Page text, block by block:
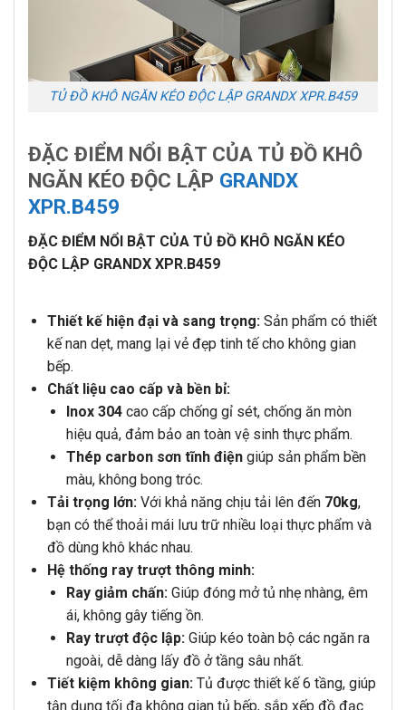
TỦ ĐỒ KHÔ NGĂN KÉO ĐỘC LẬP GRANDX XPR.B459
ĐẶC ĐIỂM NỔI BẬT CỦA TỦ ĐỒ KHÔ
NGĂN KÉO ĐỘC LẬP GRANDX
XPR.B459
ĐẶC ĐIỂM NỔI BẬT CỦA TỦ ĐỒ KHÔ NGĂN KÉO
ĐỘC LẬP GRANDX XPR.B459
Thiết kế hiện đại và sang trọng:Sản phẩm có thiết
kế nan dẹt, mang lại vẻ đẹp tinh tế cho không gian
bếp.
Chất liệu cao cấp và bền bỉ:
Inox 304cao cấp chống gỉ sét, chống ăn mòn
hiệu quả, đảm bảo an toàn vệ sinh thực phẩm.
Thép carbon sơn tĩnh điệngiúp sản phẩm bền
màu, không bong tróc.
Tải trọng lớn:Với khả năng chịu tải lên đến 70kg,
bạn có thể thoải mái lưu trữ nhiều loại thực phẩm và
đồ dùng khô khác nhau.
Hệ thống ray trượt thông minh:
Ray giảm chấn:Giúp đóng mở tủ nhẹ nhàng, êm
ái, không gây tiếng ồn.
Ray trượt độc lập:Giúp kéo toàn bộ các ngăn ra
ngoài, dễ dàng lấy đồ ở tầng sâu nhất.
Tiết kiệm không gian:Tủ được thiết kế 6 tầng, giúp
tận dụng tối đa không gian tủ bếp, sắp xếp đồ đạc